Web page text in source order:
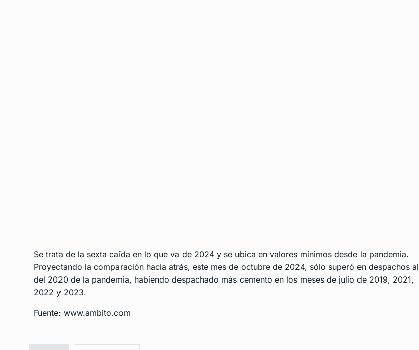
Se trata de la sexta caída en lo que va de 2024 y se ubica en valores mínimos desde la pandemia.
Proyectando la comparación hacia atrás, este mes de octubre de 2024, sólo superó en despachos al
del 2020 de la pandemia, habiendo despachado más cemento en los meses de julio de 2019, 2021,
2022 y 2023.
Fuente: www.ambito.com